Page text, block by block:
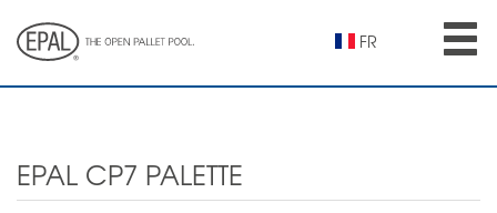
main
FR
EPAL CP7 PALETTE